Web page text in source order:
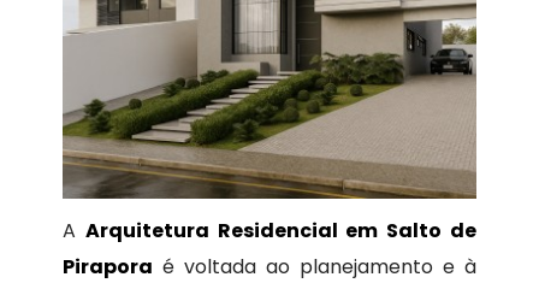
AArquitetura Residencial em Salto de
Pirapora é voltada ao planejamento e à